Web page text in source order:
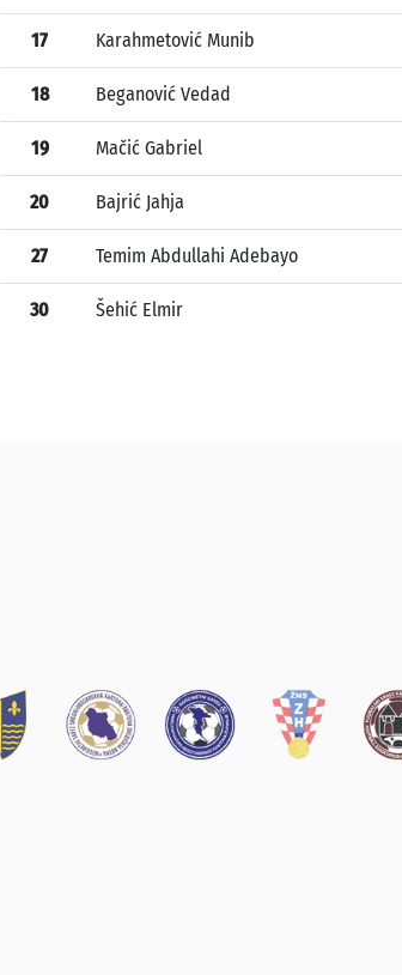
17 Karahmetović Munib
18 Beganović Vedad
19 Mačić Gabriel
20 Bajrić Jahja
27 Temim Abdullahi Adebayo
30 Šehić Elmir